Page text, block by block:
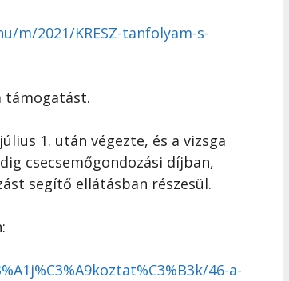
m/2021/KRESZ-tanfolyam-s-
támogatást.
1. után végezte, és a vizsga
csecsemőgondozási díjban,
segítő ellátásban részesül.
46-a-